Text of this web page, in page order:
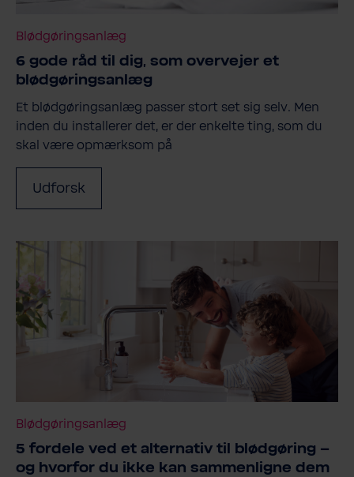
Blødgøringsanlæg
6 gode råd til dig, som overvejer et
blødgøringsanlæg
Et blødgøringsanlæg passer stort set sig selv. Men
inden du installerer det, er der enkelte ting, som du
skal være opmærksom på
Udforsk
Blødgøringsanlæg
5 fordele ved et alternativ til blødgøring –
og hvorfor du ikke kan sammenligne dem